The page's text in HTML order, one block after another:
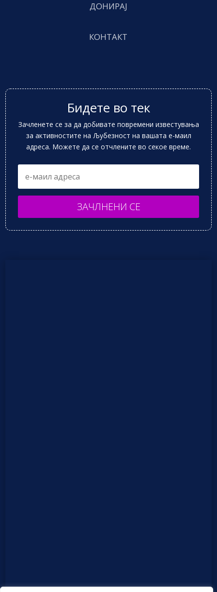
ДОНИРАЈ
КОНТАКТ
Бидете во тек
Зачленете се за да добивате повремени известувања
за активностите на Љубезност на вашата е-маил
адреса. Можете да се отчлените во секое време.
ЗАЧЛНЕНИ СЕ